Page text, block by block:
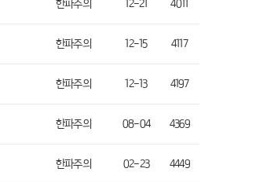
한파주의 12-21 4011
한파주의 12-15 4117
한파주의 12-13 4197
한파주의 08-04 4369
한파주의 02-23 4449